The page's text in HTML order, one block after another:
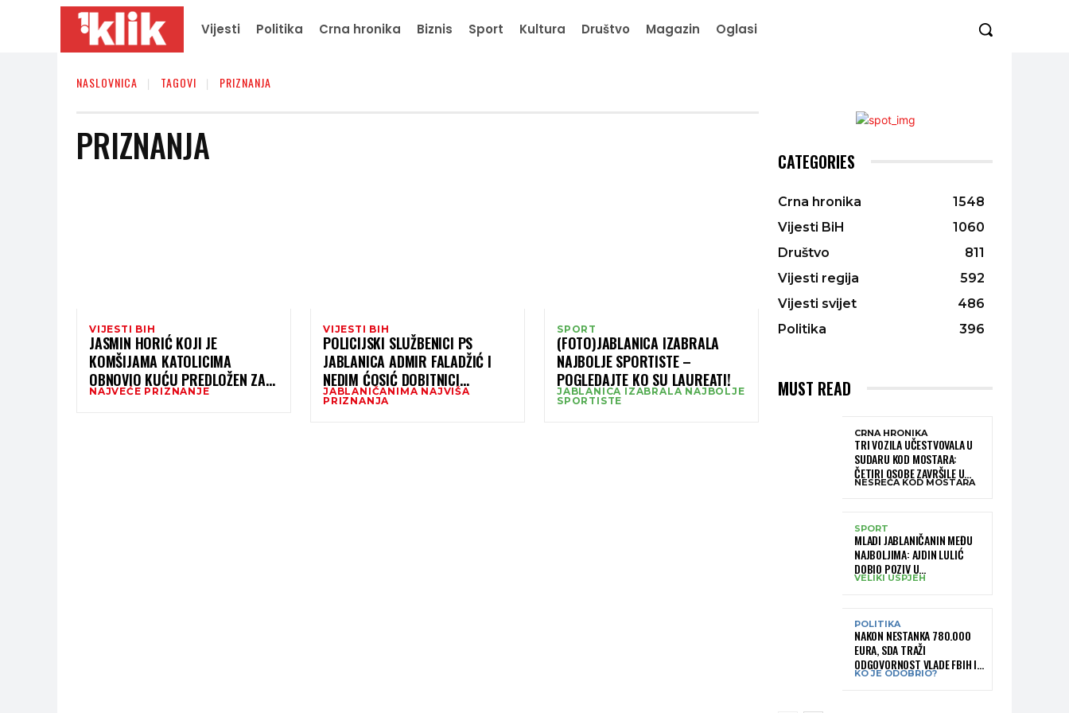
Vijesti Politika Crna hronika Biznis Sport Kultura Društvo Magazin Oglasi
NASLOVNICA TAGOVI PRIZNANJA
PRIZNANJA
VIJESTI BIH
JASMIN HORIĆ KOJI JE
KOMŠIJAMA KATOLICIMA
OBNOVIO KUĆU PREDLOŽEN ZA
NAJVEĆE PRIZNANJE GRADA
NAJVEĆE PRIZNANJE
VIJESTI BIH
POLICIJSKI SLUŽBENICI PS
JABLANICA ADMIR FALADŽIĆ I
NEDIM ĆOSIĆ DOBITNICI
NAJVIŠEG PRIZNANJA FUCZ
JABLANIČANIMA NAJVIŠA
PRIZNANJA
SPORT
(FOTO)JABLANICA IZABRALA
NAJBOLJE SPORTISTE –
POGLEDAJTE KO SU LAUREATI!
JABLANICA IZABRALA NAJBOLJE
SPORTISTE
CATEGORIES
Crna hronika
1548
Vijesti BiH
1060
Društvo
811
Vijesti regija
592
Vijesti svijet
486
Politika
396
MUST READ
CRNA HRONIKA
TRI VOZILA UČESTVOVALA U
SUDARU KOD MOSTARA:
ČETIRI OSOBE ZAVRŠILE U
BOLNICI
NESREĆA KOD MOSTARA
SPORT
MLADI JABLANIČANIN MEĐU
NAJBOLJIMA: AJDIN LULIĆ
DOBIO POZIV U
REPREZENTACIJU BIH –
VELIKI USPJEH
POLITIKA
NAKON NESTANKA 780.000
EURA, SDA TRAŽI
ODGOVORNOST VLADE FBIH I
RUKOVODSTVA IGMANA
KO JE ODOBRIO?